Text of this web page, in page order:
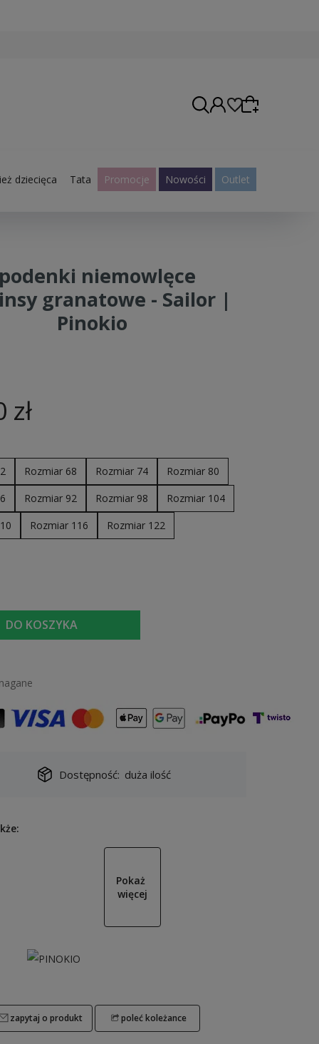
Przejdź do listy (wymagane logowanie)
dziecięca Tata Promocje Nowości Outlet
niemowlęce
granatowe - Sailor |
Pinokio
zł
Rozmiar 68 Rozmiar 74
Rozmiar 80
Rozmiar 92 Rozmiar 98
Rozmiar 104
Rozmiar 116 Rozmiar 122
DO KOSZYKA
Dostępność: duża ilość
Pokaż
więcej
zapytaj o produkt poleć koleżance